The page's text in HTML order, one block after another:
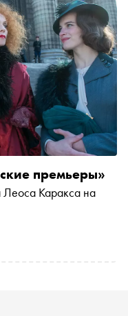
премьеры»
Каракса на